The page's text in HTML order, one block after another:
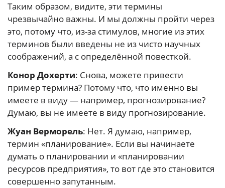
Таким образом, видите, эти термины
чрезвычайно важны. И мы должны пройти через
это, потому что, из-за стимулов, многие из этих
терминов были введены не из чисто научных
соображений, а с определённой повесткой.
Конор Дохерти: Снова, можете привести
пример термина? Потому что, что именно вы
имеете в виду — например, прогнозирование?
Думаю, вы не имеете в виду прогнозирование.
Жуан Верморель: Нет. Я думаю, например,
термин «планирование». Если вы начинаете
думать о планировании и «планировании
ресурсов предприятия», то вот где это становится
совершенно запутанным.